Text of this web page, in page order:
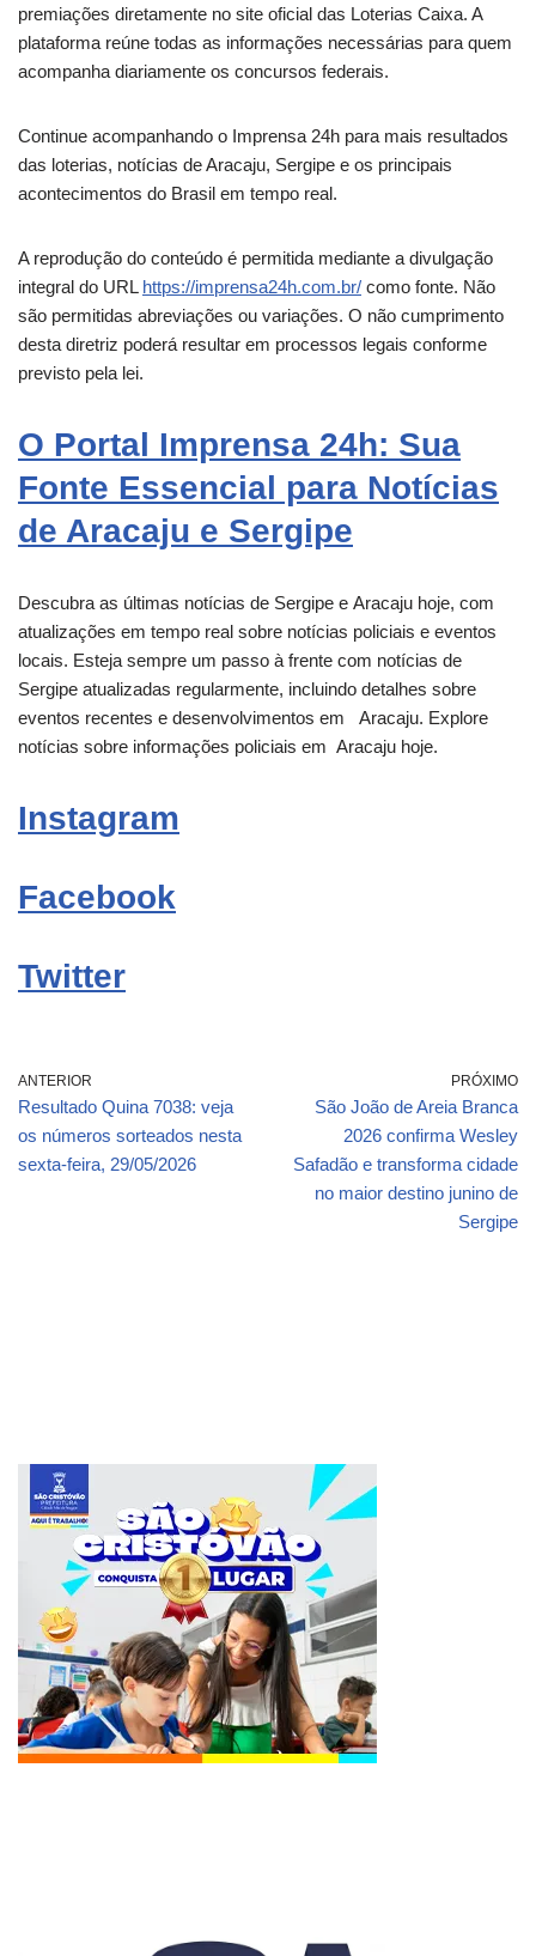
premiações diretamente no site oficial das Loterias Caixa. A
plataforma reúne todas as informações necessárias para quem
acompanha diariamente os concursos federais.
Continue acompanhando o Imprensa 24h para mais resultados
das loterias, notícias de Aracaju, Sergipe e os principais
acontecimentos do Brasil em tempo real.
A reprodução do conteúdo é permitida mediante a divulgação
integral do URL https://imprensa24h.com.br/ como fonte. Não
são permitidas abreviações ou variações. O não cumprimento
desta diretriz poderá resultar em processos legais conforme
previsto pela lei.
O Portal Imprensa 24h: Sua
Fonte Essencial para Notícias
de Aracaju e Sergipe
Descubra as últimas notícias de Sergipe e Aracaju hoje, com
atualizações em tempo real sobre notícias policiais e eventos
locais. Esteja sempre um passo à frente com notícias de
Sergipe atualizadas regularmente, incluindo detalhes sobre
eventos recentes e desenvolvimentos em Aracaju. Explore
notícias sobre informações policiais em Aracaju hoje.
Instagram
Facebook
Twitter
ANTERIOR
Resultado Quina 7038: veja
os números sorteados nesta
sexta-feira, 29/05/2026
PRÓXIMO
São João de Areia Branca
2026 confirma Wesley
Safadão e transforma cidade
no maior destino junino de
Sergipe